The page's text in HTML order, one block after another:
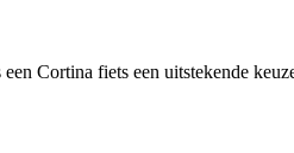
een Cortina fiets een uitstekende